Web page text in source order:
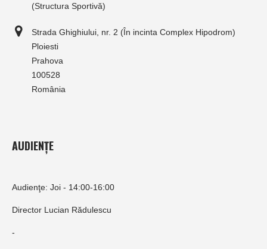
(Structura Sportivă)
Strada Ghighiului, nr. 2 (În incinta Complex Hipodrom)
Ploiesti
Prahova
100528
România
AUDIENȚE
Audienţe: Joi - 14:00-16:00
Director Lucian Rădulescu
-